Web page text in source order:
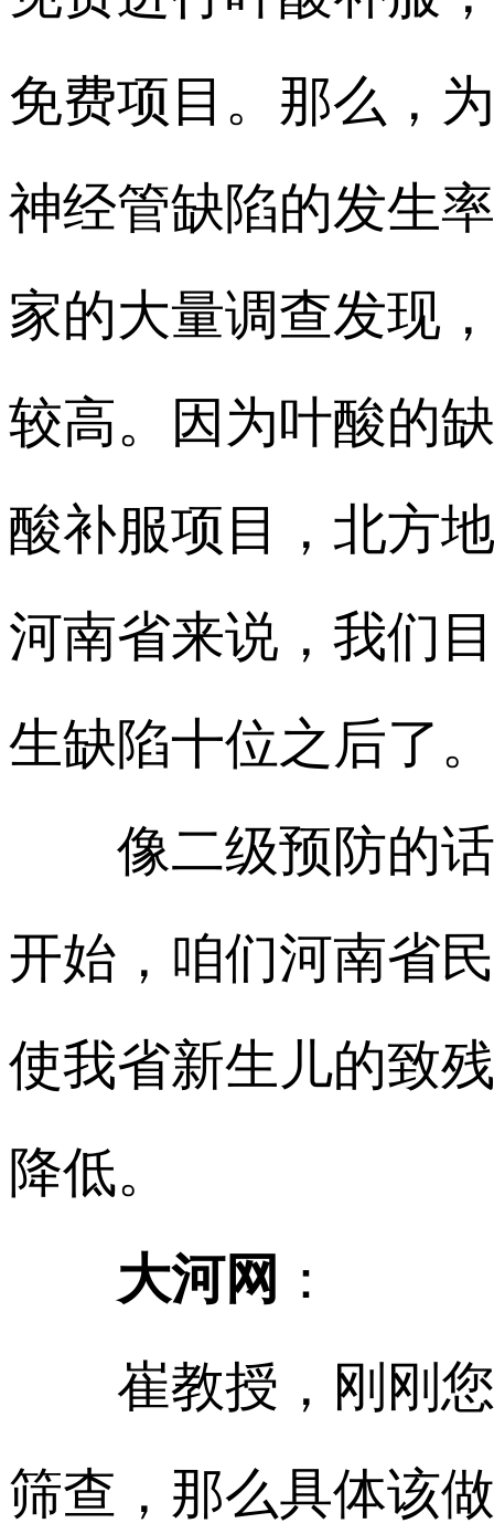
免费项目。那么，
神经管缺陷的发生
家的大量调查发现
较高。因为叶酸的
酸补服项目，北方
河南省来说，我们
生缺陷十位之后了。
像二级预防的话
开始，咱们河南省
使我省新生儿的致
降低。
大河网 ：
崔教授，刚刚您
筛查，那么具体该